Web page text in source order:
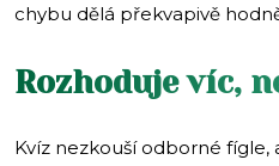
chybu dělá překvapivě
Rozhoduje víc,
Kvíz nezkouší odborné